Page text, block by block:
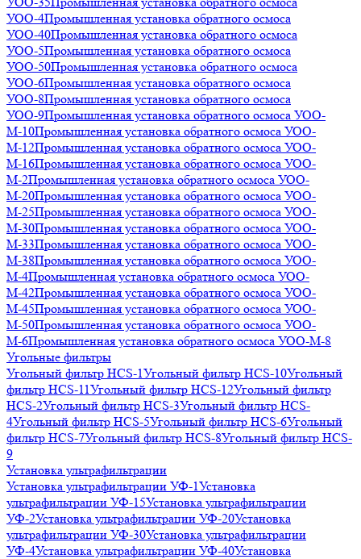
УОО-4Промышленная установка обратного осмоса
УОО-40Промышленная установка обратного осмоса
УОО-5Промышленная установка обратного осмоса
УОО-50Промышленная установка обратного осмоса
УОО-6Промышленная установка обратного осмоса
УОО-8Промышленная установка обратного осмоса
УОО-9Промышленная установка обратного осмоса УОО-
М-10Промышленная установка обратного осмоса УОО-
М-12Промышленная установка обратного осмоса УОО-
М-16Промышленная установка обратного осмоса УОО-
М-2Промышленная установка обратного осмоса УОО-
М-20Промышленная установка обратного осмоса УОО-
М-25Промышленная установка обратного осмоса УОО-
М-30Промышленная установка обратного осмоса УОО-
М-33Промышленная установка обратного осмоса УОО-
М-38Промышленная установка обратного осмоса УОО-
М-4Промышленная установка обратного осмоса УОО-
М-42Промышленная установка обратного осмоса УОО-
М-45Промышленная установка обратного осмоса УОО-
М-50Промышленная установка обратного осмоса УОО-
М-6Промышленная установка обратного осмоса УОО-М-8
Угольные фильтры
Угольный фильтр HСS-1Угольный фильтр HСS-10Угольный
фильтр HСS-11Угольный фильтр HСS-12Угольный фильтр
HСS-2Угольный фильтр HСS-3Угольный фильтр HСS-
4Угольный фильтр HСS-5Угольный фильтр HСS-6Угольный
фильтр HСS-7Угольный фильтр HСS-8Угольный фильтр HСS-
9
Установка ультрафильтрации
Установка ультрафильтрации УФ-1Установка
ультрафильтрации УФ-15Установка ультрафильтрации
УФ-2Установка ультрафильтрации УФ-20Установка
ультрафильтрации УФ-30Установка ультрафильтрации
УФ-4Установка ультрафильтрации УФ-40Установка